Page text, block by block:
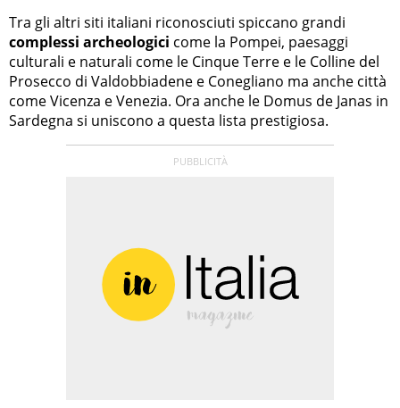
Tra gli altri siti italiani riconosciuti spiccano grandi
complessi archeologici come la Pompei, paesaggi
culturali e naturali come le Cinque Terre e le Colline del
Prosecco di Valdobbiadene e Conegliano ma anche città
come Vicenza e Venezia. Ora anche le Domus de Janas in
Sardegna si uniscono a questa lista prestigiosa.